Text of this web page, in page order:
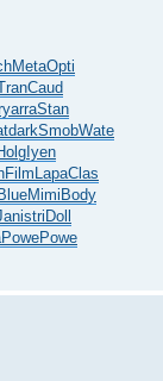
MetaOpti
Caud
arraStan
darkSmobWate
Iyen
Film LapaClas
BlueMimi Body
stri Doll
PowePowe